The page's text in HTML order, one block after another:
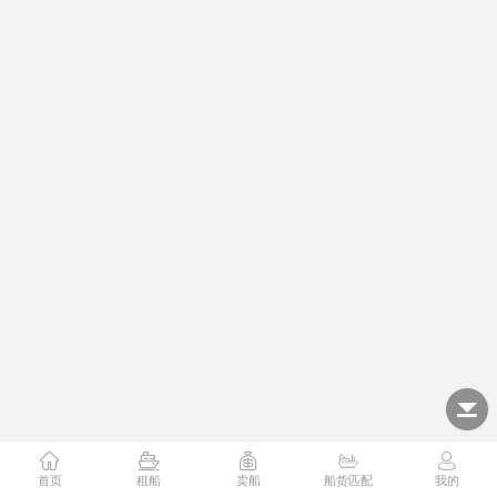
首页 租船 卖船 船货匹配 我的